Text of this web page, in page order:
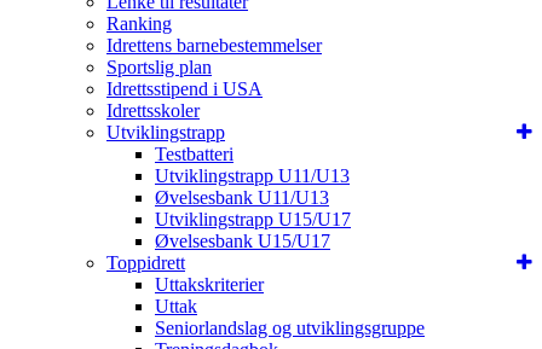
Ranking
Idrettens barnebestemmelser
Sportslig plan
Idrettsstipend i USA
Idrettsskoler
Utviklingstrapp
Testbatteri
Utviklingstrapp U11/U13
Øvelsesbank U11/U13
Utviklingstrapp U15/U17
Øvelsesbank U15/U17
Toppidrett
Uttakskriterier
Uttak
Seniorlandslag og utviklingsgruppe